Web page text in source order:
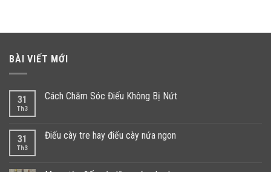
BÀI VIẾT MỚI
31
Th3
Cách Chăm Sóc Điếu Không Bị Nứt
31
Th3
Điếu cày tre hay điếu cày nứa ngon